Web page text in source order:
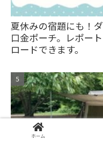
夏休みの宿題にも！
口金ポーチ。レポー
ロードできます。
ホーム